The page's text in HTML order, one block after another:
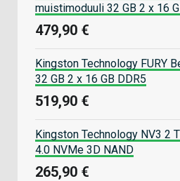
muistimoduuli 32 GB 2 x 16
479,90 €
Kingston Technology FURY
32 GB 2 x 16 GB DDR5
519,90 €
Kingston Technology NV3 2
4.0 NVMe 3D NAND
265,90 €